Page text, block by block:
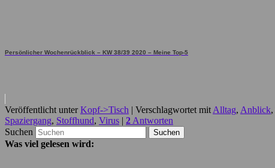
Persönlicher Wochenrückblick – KW 38/39 2020 – Meine Top-5
Veröffentlicht unter Kopf->Tisch | Verschlagwortet mit Alltag, Anblick,
Spaziergang, Stoffhund, Virus | 2 Antworten
Suchen
Was viel gelesen wird: